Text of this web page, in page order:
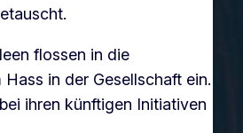
flossen in die
in der Gesellschaft ein.
ihren künftigen Initiativen